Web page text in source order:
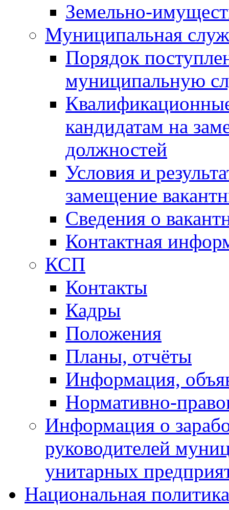
Земельно-
Муниципальная
Порядок
муниципальную
кандидатам на
должностей
Условия и
замещение
Сведения о
Контактная
КСП
Контакты
Кадры
Положения
Планы, отчёты
Информация,
Нормативно-
Информация о
руководителей
унитарных
Национальная политика